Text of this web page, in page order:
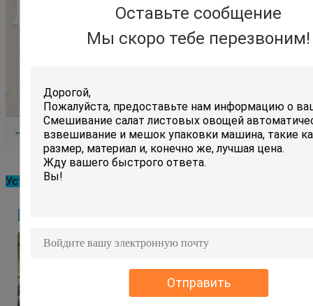
Оставьте сообщение
Мы скоро тебе перезвоним!
Отправить
Установка машины на заводе клиента: